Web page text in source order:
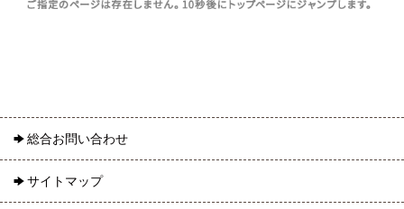
総合お問い合わせ
サイトマップ